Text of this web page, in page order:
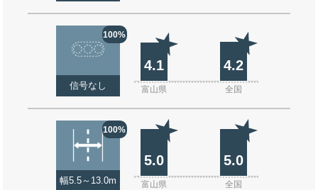
100%
信号なし
4.1 4.2
富山県 全国
100%
幅5.5～13.0m
5.0 5.0
富山県 全国